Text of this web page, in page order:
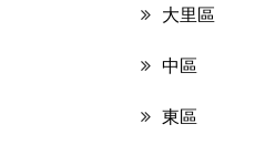
大里區
中區
東區